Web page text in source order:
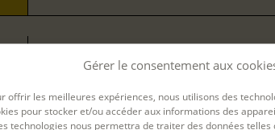
Gérer le consentement aux
offrir les meilleures expériences, nous utilisons des
pour stocker et/ou accéder aux informations des
technologies nous permettra de traiter des données
L'ATELIER RÉGULIER
09 nov 2026, 30 nov 2026, 14 déc 2026, 11 janv 2027, 01
01 mars 2027, 22 mars 2027, 05 avr 2027, 26 avr 2027